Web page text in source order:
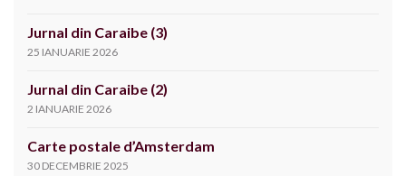
Jurnal din Caraibe (3)
25 IANUARIE 2026
Jurnal din Caraibe (2)
2 IANUARIE 2026
Carte postale d’Amsterdam
30 DECEMBRIE 2025